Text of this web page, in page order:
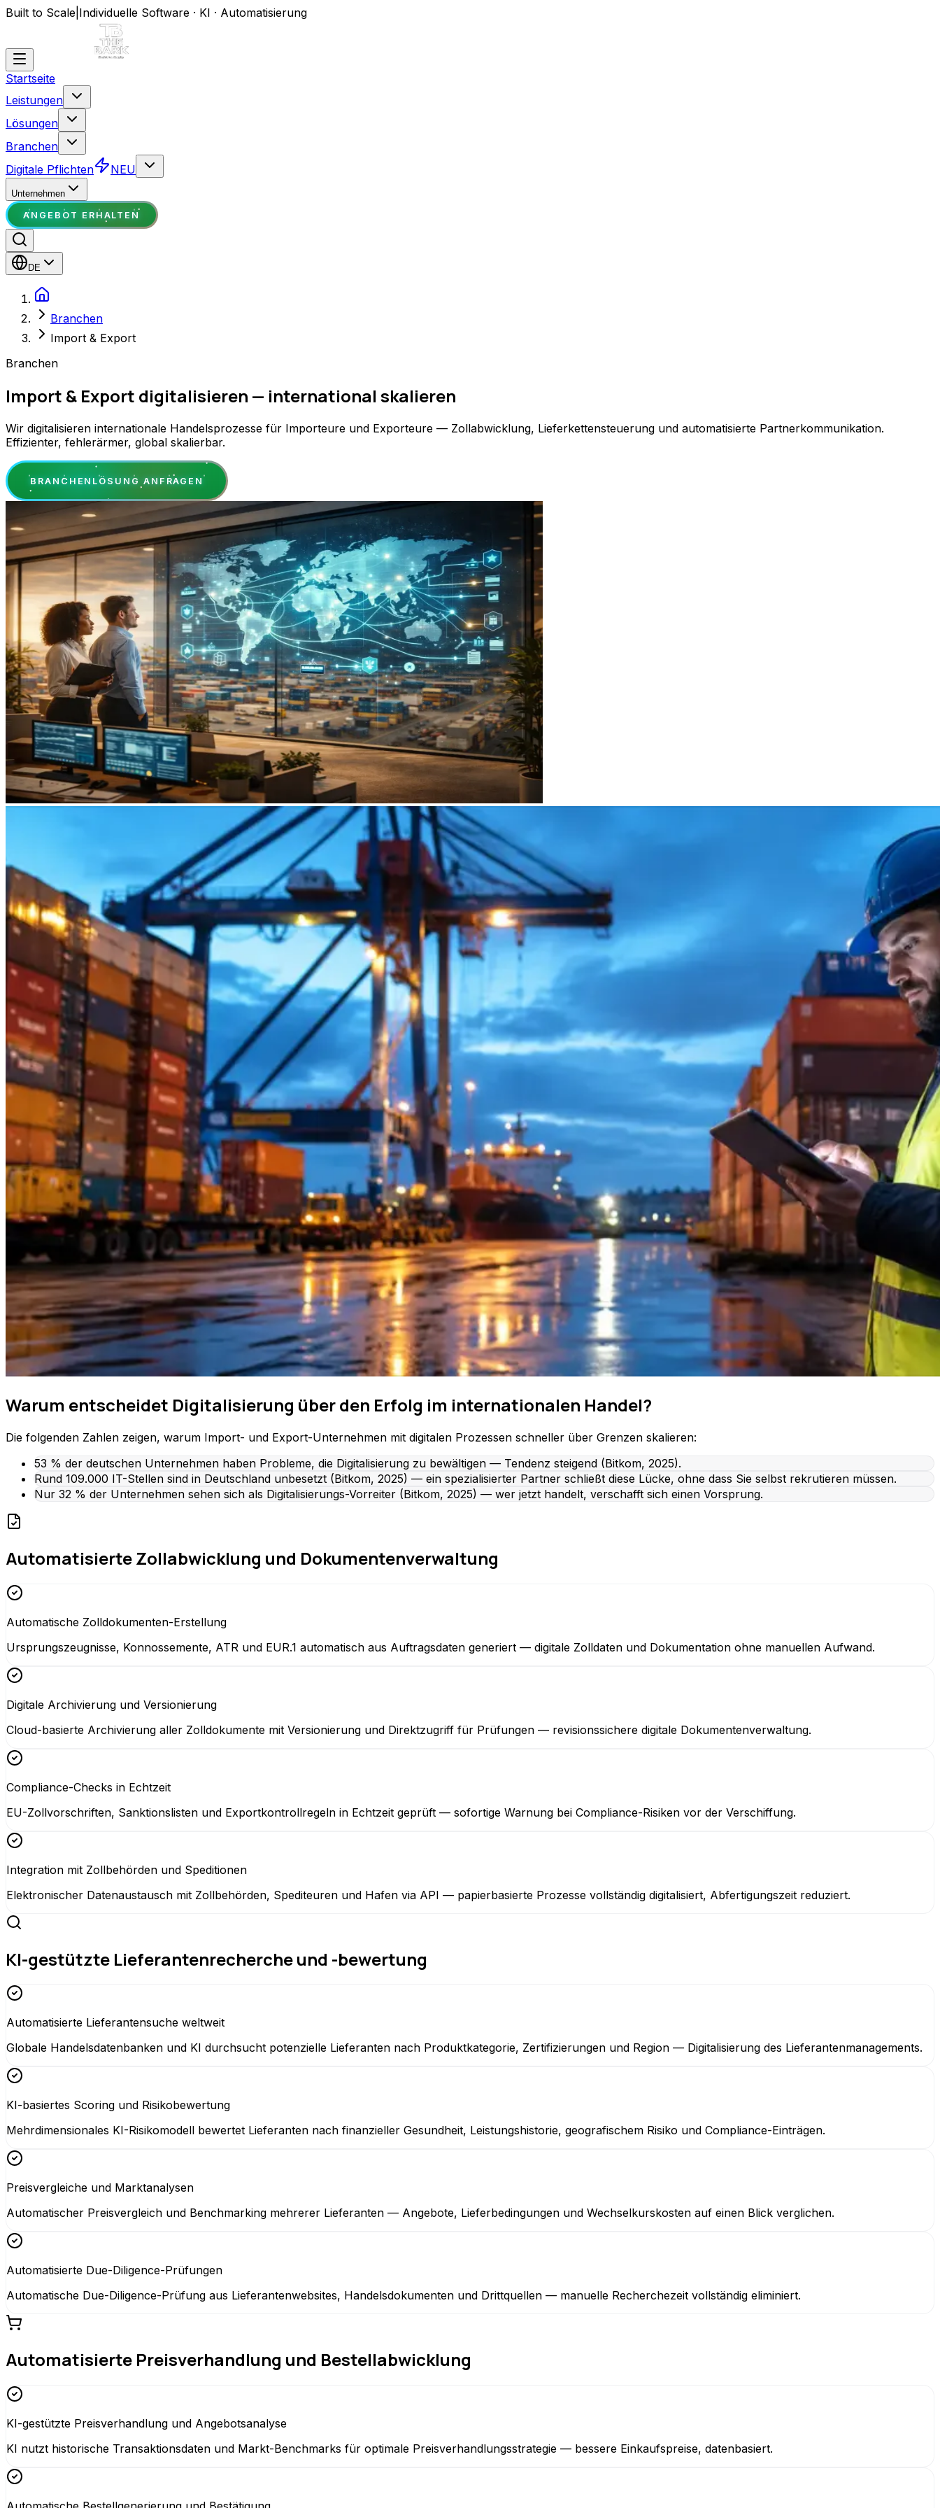
Built to Scale Individuelle Software · KI · Automatisierung
Startseite
Leistungen
Lösungen
Branchen
Digitale Pflichten
NEU
Unternehmen
ANGEBOT ERHALTEN
DE
Branchen
Import & Export
Branchen
Import & Export digitalisieren — international skalieren
Wir digitalisieren internationale Handelsprozesse für Importeure und Exporteure — Zollabwicklung, Lieferkettensteuerung und automatisierte Partnerkommunikation.
Effizienter, fehlerärmer, global skalierbar.
BRANCHENLÖSUNG ANFRAGEN
Warum entscheidet Digitalisierung über den Erfolg im internationalen Handel?
Die folgenden Zahlen zeigen, warum Import- und Export-Unternehmen mit digitalen Prozessen schneller über Grenzen skalieren:
53 % der deutschen Unternehmen haben Probleme, die Digitalisierung zu bewältigen — Tendenz steigend (Bitkom, 2025).
Rund 109.000 IT-Stellen sind in Deutschland unbesetzt (Bitkom, 2025) — ein spezialisierter Partner schließt diese Lücke, ohne dass Sie selbst rekrutieren müssen.
Nur 32 % der Unternehmen sehen sich als Digitalisierungs-Vorreiter (Bitkom, 2025) — wer jetzt handelt, verschafft sich einen Vorsprung.
Automatisierte Zollabwicklung und Dokumentenverwaltung
Automatische Zolldokumenten-Erstellung
Ursprungszeugnisse, Konnossemente, ATR und EUR.1 automatisch aus Auftragsdaten generiert — digitale Zolldaten und Dokumentation ohne manuellen Aufwand.
Digitale Archivierung und Versionierung
Cloud-basierte Archivierung aller Zolldokumente mit Versionierung und Direktzugriff für Prüfungen — revisionssichere digitale Dokumentenverwaltung.
Compliance-Checks in Echtzeit
EU-Zollvorschriften, Sanktionslisten und Exportkontrollregeln in Echtzeit geprüft — sofortige Warnung bei Compliance-Risiken vor der Verschiffung.
Integration mit Zollbehörden und Speditionen
Elektronischer Datenaustausch mit Zollbehörden, Spediteuren und Hafen via API — papierbasierte Prozesse vollständig digitalisiert, Abfertigungszeit reduziert.
KI-gestützte Lieferantenrecherche und -bewertung
Automatisierte Lieferantensuche weltweit
Globale Handelsdatenbanken und KI durchsucht potenzielle Lieferanten nach Produktkategorie, Zertifizierungen und Region — Digitalisierung des Lieferantenmanagements.
KI-basiertes Scoring und Risikobewertung
Mehrdimensionales KI-Risikomodell bewertet Lieferanten nach finanzieller Gesundheit, Leistungshistorie, geografischem Risiko und Compliance-Einträgen.
Preisvergleiche und Marktanalysen
Automatischer Preisvergleich und Benchmarking mehrerer Lieferanten — Angebote, Lieferbedingungen und Wechselkurskosten auf einen Blick verglichen.
Automatisierte Due-Diligence-Prüfungen
Automatische Due-Diligence-Prüfung aus Lieferantenwebsites, Handelsdokumenten und Drittquellen — manuelle Recherchezeit vollständig eliminiert.
Automatisierte Preisverhandlung und Bestellabwicklung
KI-gestützte Preisverhandlung und Angebotsanalyse
KI nutzt historische Transaktionsdaten und Markt-Benchmarks für optimale Preisverhandlungsstrategie — bessere Einkaufspreise, datenbasiert.